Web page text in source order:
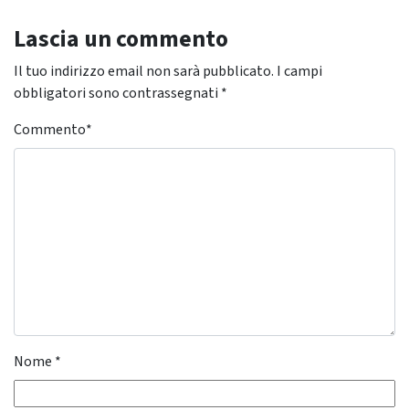
Lascia un commento
Il tuo indirizzo email non sarà pubblicato. I campi
obbligatori sono contrassegnati *
Commento*
Nome *